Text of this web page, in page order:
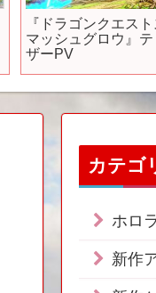
『ドラゴンクエスト
マッシュグロウ』テ
ザーPV
カテゴ
ホロ
新作